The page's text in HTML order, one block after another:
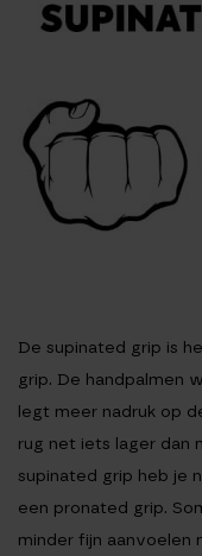
De supinated grip is
grip. De handpalmen
legt meer nadruk op
rug net iets lager dan
supinated grip heb je
een pronated grip.
minder fijn aanvoelen